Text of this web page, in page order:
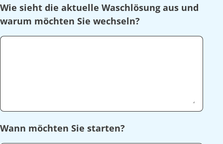
Wie sieht die aktuelle Waschlösung aus und
warum möchten Sie wechseln?
Wann möchten Sie starten?